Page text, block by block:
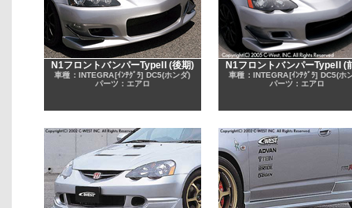
N1フロントバンパーTypeII (後期)
車種：INTEGRA[ｲﾝﾃｸﾞﾗ] DC5(ホンダ)
パーツ：エアロ
N1フロントバンパーTypeII (
車種：INTEGRA[ｲﾝﾃｸﾞﾗ] DC5(ホ
パーツ：エアロ